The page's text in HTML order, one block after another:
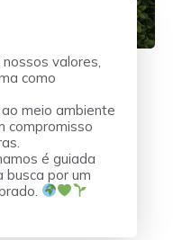
valores,
como
meio ambiente
compromisso
é guiada
busca por um